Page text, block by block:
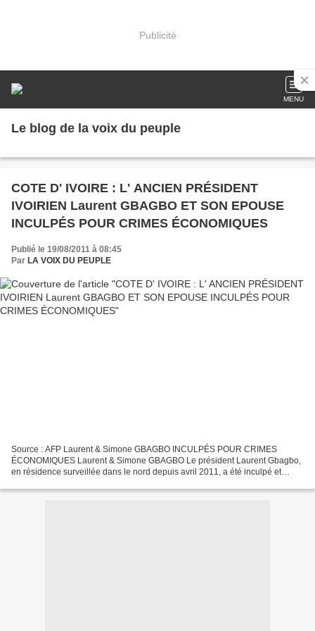
Publicité
MENU
Le blog de la voix du peuple
COTE D' IVOIRE : L' ANCIEN PRÉSIDENT
IVOIRIEN Laurent GBAGBO ET SON EPOUSE
INCULPÉS POUR CRIMES ÉCONOMIQUES
Publié le 19/08/2011 à 08:45
Par LA VOIX DU PEUPLE
Source : AFP Laurent & Simone GBAGBO INCULPÉS POUR CRIMES
ÉCONOMIQUES Laurent & Simone GBAGBO Le président Laurent Gbagbo,
en résidence surveillée dans le nord depuis avril 2011, a été inculpé et